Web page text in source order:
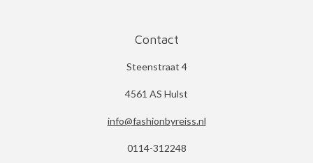
Contact
Steenstraat 4
4561 AS Hulst
info@fashionbyreiss.nl
0114-312248